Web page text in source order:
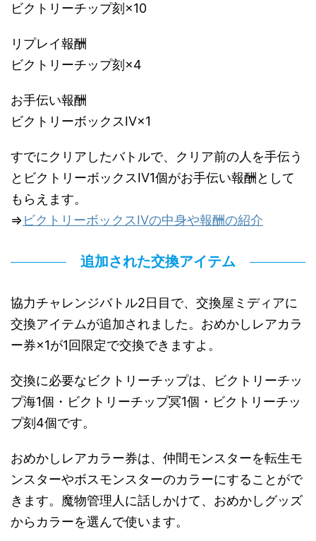
ビクトリーチップ刻×10
リプレイ報酬
ビクトリーチップ刻×4
お手伝い報酬
ビクトリーボックスIV×1
すでにクリアしたバトルで、クリア前の人を手伝う
とビクトリーボックスIV1個がお手伝い報酬として
もらえます。
⇒ビクトリーボックスIVの中身や報酬の紹介
追加された交換アイテム
協力チャレンジバトル2日目で、交換屋ミディアに
交換アイテムが追加されました。おめかしレアカラ
ー券×1が1回限定で交換できますよ。
交換に必要なビクトリーチップは、ビクトリーチッ
プ海1個・ビクトリーチップ冥1個・ビクトリーチッ
プ刻4個です。
おめかしレアカラー券は、仲間モンスターを転生モ
ンスターやボスモンスターのカラーにすることがで
きます。魔物管理人に話しかけて、おめかしグッズ
からカラーを選んで使います。